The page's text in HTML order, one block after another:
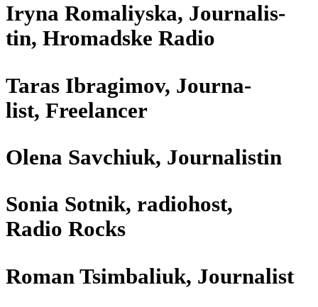
Iryna Roma­liyska, Jour­na­lis­
tin, Hro­madske Radio
Taras Ibrag­i­mov, Jour­na­
list, Freelancer
Olena Sav­chiuk, Journalistin
Sonia Sotnik, radio­host,
Radio Rocks
Roman Tsim­ba­liuk, Journalist